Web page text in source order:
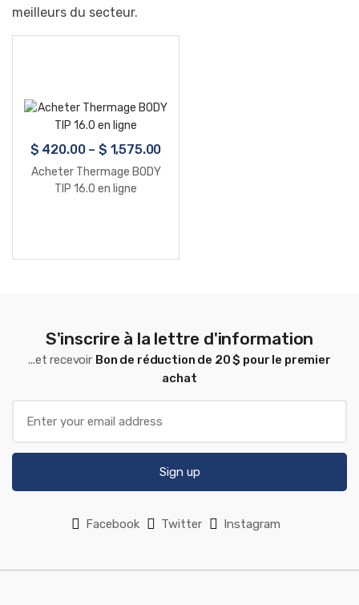
meilleurs du secteur.
$ 420.00– $ 1,575.00
Acheter Thermage BODY
TIP 16.0 en ligne
S'inscrire à la lettre d'information
...et recevoir Bon de réduction de 20 $ pour le premier
achat
Sign up
Facebook Twitter Instagram